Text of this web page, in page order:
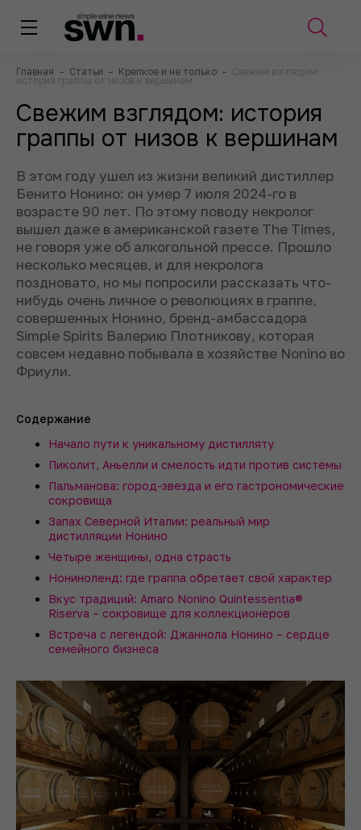
Главная – Статьи – Крепкое и не только – Свежим взглядом:
история граппы от низов к вершинам
Свежим взглядом: история
граппы от низов к вершинам
В этом году ушел из жизни великий дистиллер
Бенито Нонино: он умер 7 июля 2024-го в
возрасте 90 лет. По этому поводу некролог
вышел даже в американской газете The Times,
не говоря уже об алкогольной прессе. Прошло
несколько месяцев, и для некролога
поздновато, но мы попросили рассказать что-
нибудь очень личное о революциях в граппе,
совершенных Нонино, бренд-амбассадора
Simple Spirits Валерию Плотникову, которая
совсем недавно побывала в хозяйстве Nonino во
Фриули.
Содержание
Начало пути к уникальному дистилляту
Пиколит, Аньелли и смелость идти против системы
Пальманова: город-звезда и его гастрономические
сокровища
Запах Северной Италии: реальный мир
дистилляции Нонино
Четыре женщины, одна страсть
Нониноленд: где граппа обретает свой характер
Вкус традиций: Amaro Nonino Quintessentia®
Riserva – сокровище для коллекционеров
Встреча с легендой: Джаннола Нонино – сердце
семейного бизнеса